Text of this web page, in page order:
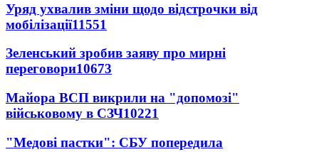
Уряд ухвалив зміни щодо відстрочки від
мобілізації11551
Зеленський зробив заяву про мирні
переговори10673
Майора ВСП викрили на "допомозі"
військовому в СЗЧ10221
"Медові пастки": СБУ попередила